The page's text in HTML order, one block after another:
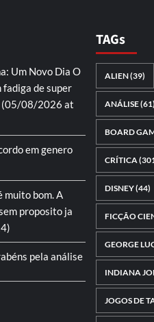
Um Novo Dia O
fadiga de super
(05/08/2026 at
em genero
muito bom. A
proposito ja
pela análise
TAGs
ALIEN(39)
ANÁLISE(61)
BOARD
CRÍTICA
DISNEY(44)
FICÇÃO
GEORGE
INDIANA
JOGOS DE